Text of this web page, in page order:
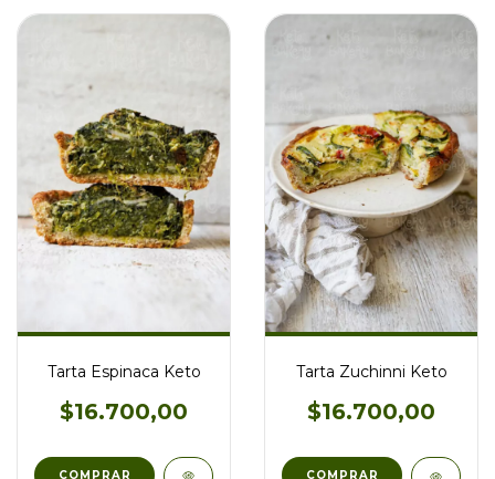
Tarta Espinaca Keto
$16.700,00
Tarta Zuchinni Keto
$16.700,00